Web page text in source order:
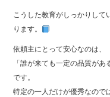
こうした教育がしっかりして
ります。
依頼主にとって安心なのは、
「誰が来ても一定の品質があ
です。
特定の一人だけが優秀なので